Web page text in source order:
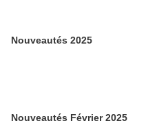
Nouveautés 2025
Nouveautés Février 2025